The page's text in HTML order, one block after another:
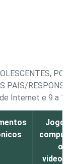
PAIS/
Internet e 9 a 17
Jogos
ou